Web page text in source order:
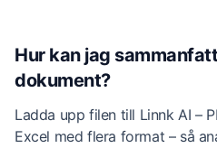
Hur kan jag
dokument?
Ladda upp filen till Linnk AI –
Excel med flera format – så